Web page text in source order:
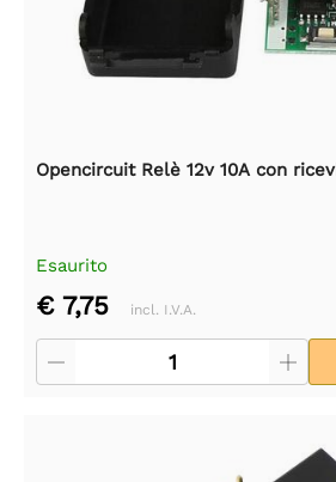
Opencircuit Relè 12v 10A con
Esaurito
€ 7,75 incl. I.V.A.